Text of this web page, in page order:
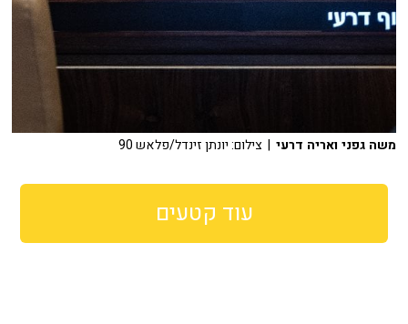
משה גפני ואריה דרעי | צילום: יונתן זינדל/פלאש 90
עוד קטעים